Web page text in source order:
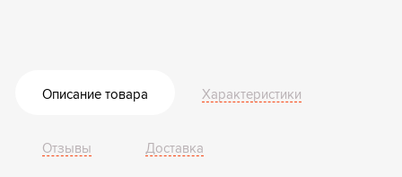
Описание товара Характеристики
Отзывы Доставка